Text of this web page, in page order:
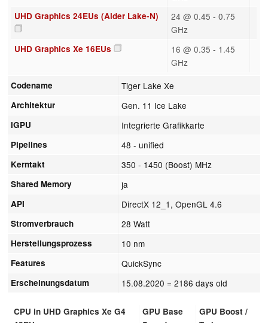
UHD Graphics 24EUs (Alder Lake-N)
24 @ 0.45 - 0.75
GHz
UHD Graphics Xe 16EUs
16 @ 0.35 - 1.45
GHz
Codename Tiger Lake Xe
Architektur Gen. 11 Ice Lake
iGPU Integrierte Grafikkarte
Pipelines 48 - unified
Kerntakt 350 - 1450 (Boost) MHz
Shared Memory ja
API DirectX 12_1, OpenGL 4.6
Stromverbrauch 28 Watt
Herstellungsprozess 10 nm
Features QuickSync
Erscheinungsdatum 15.08.2020 = 2186 days old
CPU in UHD Graphics Xe G4
GPU Base
GPU Boost /